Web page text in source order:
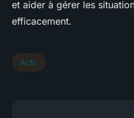
et aider à gérer les
efficacement.
Actu